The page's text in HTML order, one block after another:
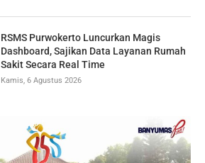
RSMS Purwokerto Luncurkan Magis
Dashboard, Sajikan Data Layanan Rumah
Sakit Secara Real Time
Kamis, 6 Agustus 2026